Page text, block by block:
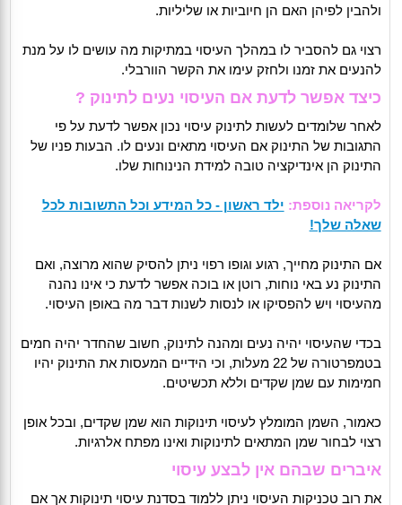
ולהבין לפיהן האם הן חיוביות או שליליות.
רצוי גם להסביר לו במהלך העיסוי במתיקות מה עושים לו על מנת
להנעים את זמנו ולחזק עימו את הקשר הוורבלי.
כיצד אפשר לדעת אם העיסוי נעים לתינוק ?
לאחר שלומדים לעשות לתינוק עיסוי נכון אפשר לדעת על פי
התגובות של התינוק אם העיסוי מתאים ונעים לו. הבעות פניו של
התינוק הן אינדיקציה טובה למידת הנינוחות שלו.
לקריאה נוספת: ילד ראשון - כל המידע וכל התשובות לכל
שאלה שלך!
אם התינוק מחייך, רגוע וגופו רפוי ניתן להסיק שהוא מרוצה, ואם
התינוק נע באי נוחות, רוטן או בוכה אפשר לדעת כי אינו נהנה
מהעיסוי ויש להפסיקו או לנסות לשנות דבר מה באופן העיסוי.
בכדי שהעיסוי יהיה נעים ומהנה לתינוק, חשוב שהחדר יהיה חמים
בטמפרטורה של 22 מעלות, וכי הידיים המעסות את התינוק יהיו
חמימות עם שמן שקדים וללא תכשיטים.
כאמור, השמן המומלץ לעיסוי תינוקות הוא שמן שקדים, ובכל אופן
רצוי לבחור שמן המתאים לתינוקות ואינו מפתח אלרגיות.
איברים שבהם אין לבצע עיסוי
את רוב טכניקות העיסוי ניתן ללמוד בסדנת עיסוי תינוקות אך אם